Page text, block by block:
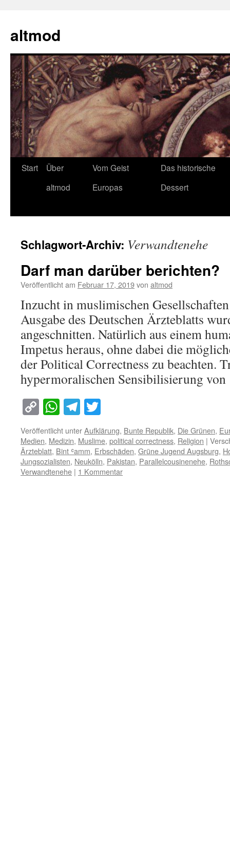
springen
altmod
Start
Über
altmod
Vom Geist
Europas
Das historische
Dessert
Schlagwort-Archiv: Verwandtenehe
Darf man darüber berichten?
Veröffentlicht am Februar 17, 2019von altmod
Inzucht in muslimischen
Ausgabe des Deutschen Ärzteblatts
angeschnitten. Natürlich aus einem
Impetus heraus, ohne dabei die
der Political Correctness zu beachten.
hypermoralischen Sensibilisierung
Copy
Link
WhatsApp
Telegram
Veröffentlicht unterAufklärung, Bunte Republik, Die Grünen,
Medien, Medizin, Muslime, political correctness, Religion |
Ärzteblatt, Bint ʿamm, Erbschäden, Grüne Jugend Augsburg,
Jungsozialisten, Neukölln, Pakistan, Parallelcousinenehe,
Verwandtenehe | 1 Kommentar